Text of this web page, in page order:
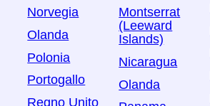
Norvegia
Olanda
Polonia
Portogallo
Regno Unito
Montserrat
(Leeward
Islands)
Nicaragua
Olanda